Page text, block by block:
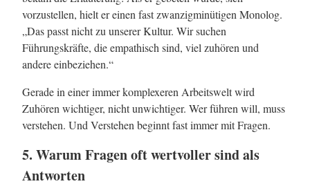
vorzustellen, hielt er einen fast zwanzigminütigen Monolog.
„Das passt nicht zu unserer Kultur. Wir suchen
Führungskräfte, die empathisch sind, viel zuhören und
andere einbeziehen.“
Gerade in einer immer komplexeren Arbeitswelt wird
Zuhören wichtiger, nicht unwichtiger. Wer führen will, muss
verstehen. Und Verstehen beginnt fast immer mit Fragen.
5. Warum Fragen oft wertvoller sind als
Antworten